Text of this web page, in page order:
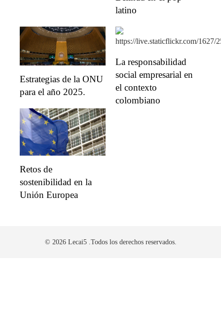
latino
Estrategias de la ONU
para el año 2025.
La responsabilidad
social empresarial en
el contexto
colombiano
Retos de
sostenibilidad en la
Unión Europea
© 2026 Lecai5 .Todos los derechos reservados.